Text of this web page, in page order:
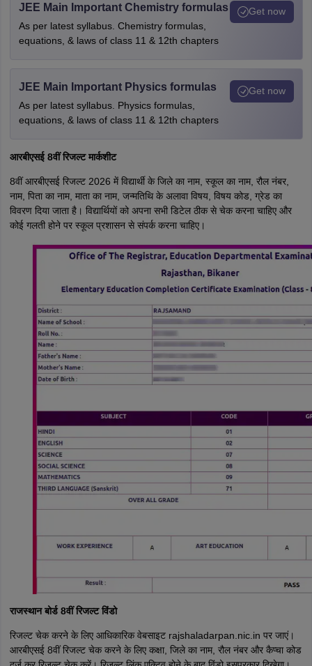
JEE Main Important Chemistry formulas
As per latest syllabus. Chemistry formulas,
equations, & laws of class 11 & 12th chapters
Get now
JEE Main Important Physics formulas
As per latest syllabus. Physics formulas,
equations, & laws of class 11 & 12th chapters
Get now
आरबीएसई 8वीं रिजल्ट मार्कशीट
8वीं आरबीएसई रिजल्ट 2026 में विद्यार्थी के जिले का नाम, स्कूल का नाम, रौल नंबर,
नाम, पिता का नाम, माता का नाम, जन्मतिथि के अलावा विषय, विषय कोड, ग्रेड का
विवरण दिया जाता है। विद्यार्थियों को अपना सभी डिटेल ठीक से चेक करना चाहिए और
कोई गलती होने पर स्कूल प्रशासन से संपर्क करना चाहिए।
राजस्थान बोर्ड 8वीं रिजल्ट विंडो
रिजल्ट चेक करने के लिए आधिकारिक वेबसाइट rajshaladarpan.nic.in पर जाएं।
आरबीएसई 8वीं रिजल्ट चेक करने के लिए कक्षा, जिले का नाम, रौल नंबर और कैप्चा कोड